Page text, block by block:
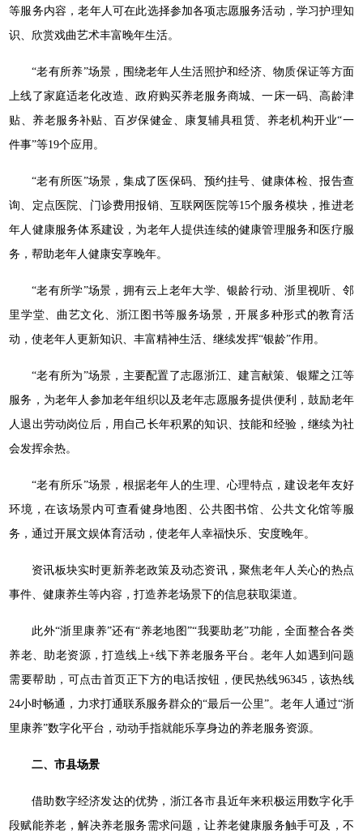
等服务内容，老年人可在此选择参加各项志愿服务活动，学习护理知
识、欣赏戏曲艺术丰富晚年生活。
“老有所养”场景，围绕老年人生活照护和经济、物质保证等方面
上线了家庭适老化改造、政府购买养老服务商城、一床一码、高龄津
贴、养老服务补贴、百岁保健金、康复辅具租赁、养老机构开业“一
件事”等19个应用。
“老有所医”场景，集成了医保码、预约挂号、健康体检、报告查
询、定点医院、门诊费用报销、互联网医院等15个服务模块，推进老
年人健康服务体系建设，为老年人提供连续的健康管理服务和医疗服
务，帮助老年人健康安享晚年。
“老有所学”场景，拥有云上老年大学、银龄行动、浙里视听、邻
里学堂、曲艺文化、浙江图书等服务场景，开展多种形式的教育活
动，使老年人更新知识、丰富精神生活、继续发挥“银龄”作用。
“老有所为”场景，主要配置了志愿浙江、建言献策、银耀之江等
服务，为老年人参加老年组织以及老年志愿服务提供便利，鼓励老年
人退出劳动岗位后，用自己长年积累的知识、技能和经验，继续为社
会发挥余热。
“老有所乐”场景，根据老年人的生理、心理特点，建设老年友好
环境，在该场景内可查看健身地图、公共图书馆、公共文化馆等服
务，通过开展文娱体育活动，使老年人幸福快乐、安度晚年。
资讯板块实时更新养老政策及动态资讯，聚焦老年人关心的热点
事件、健康养生等内容，打造养老场景下的信息获取渠道。
此外“浙里康养”还有“养老地图”“我要助老”功能，全面整合各类
养老、助老资源，打造线上+线下养老服务平台。老年人如遇到问题
需要帮助，可点击首页正下方的电话按钮，便民热线96345，该热线
24小时畅通，力求打通联系服务群众的“最后一公里”。老年人通过“浙
里康养”数字化平台，动动手指就能乐享身边的养老服务资源。
二、市县场景
借助数字经济发达的优势，浙江各市县近年来积极运用数字化手
段赋能养老，解决养老服务需求问题，让养老健康服务触手可及，不